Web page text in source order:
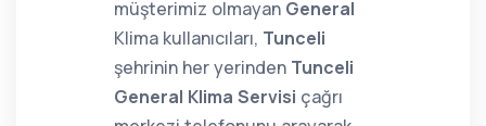
müşterimiz olmayan General
Klima kullanıcıları, Tunceli
şehrinin her yerinden Tunceli
General Klima Servisi çağrı